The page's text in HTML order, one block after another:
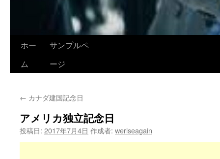
ホー
ム
サンプルペ
ージ
← カナダ建国記念日
アメリカ独立記念日
投稿日: 2017年7月4日 作成者: weriseagain